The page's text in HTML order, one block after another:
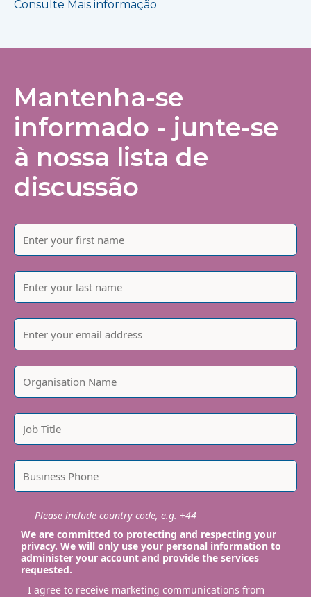
Consulte Mais informação
Mantenha-se
informado - junte-se
à nossa lista de
discussão
Please include country code, e.g. +44
We are committed to protecting and respecting your
privacy. We will only use your personal information to
administer your account and provide the services
requested.
I agree to receive marketing communications from